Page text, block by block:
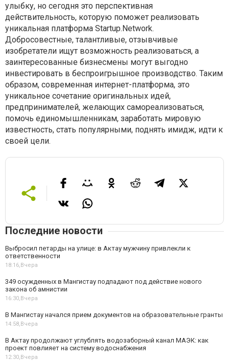
улыбку, но сегодня это перспективная
действительность, которую поможет реализовать
уникальная платформа Startup.Network.
Добросовестные, талантливые, отзывчивые
изобретатели ищут возможность реализоваться, а
заинтересованные бизнесмены могут выгодно
инвестировать в беспроигрышное производство. Таким
образом, современная интернет-платформа, это
уникальное сочетание оригинальных идей,
предпринимателей, желающих самореализоваться,
помочь единомышленникам, заработать мировую
известность, стать популярными, поднять имидж, идти к
своей цели.
Последние новости
Выбросил петарды на улице: в Актау мужчину привлекли к
ответственности
18:16,Вчера
349 осужденных в Мангистау подпадают под действие нового
закона об амнистии
16:30,Вчера
В Мангистау начался прием документов на образовательные гранты
14:58,Вчера
В Актау продолжают углублять водозаборный канал МАЭК: как
проект повлияет на систему водоснабжения
12:30,Вчера